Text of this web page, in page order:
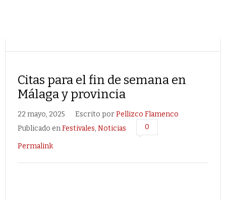
Citas para el fin de semana en
Málaga y provincia
22 mayo, 2025 Escrito porPellizco Flamenco
Publicado enFestivales, Noticias 0
Permalink